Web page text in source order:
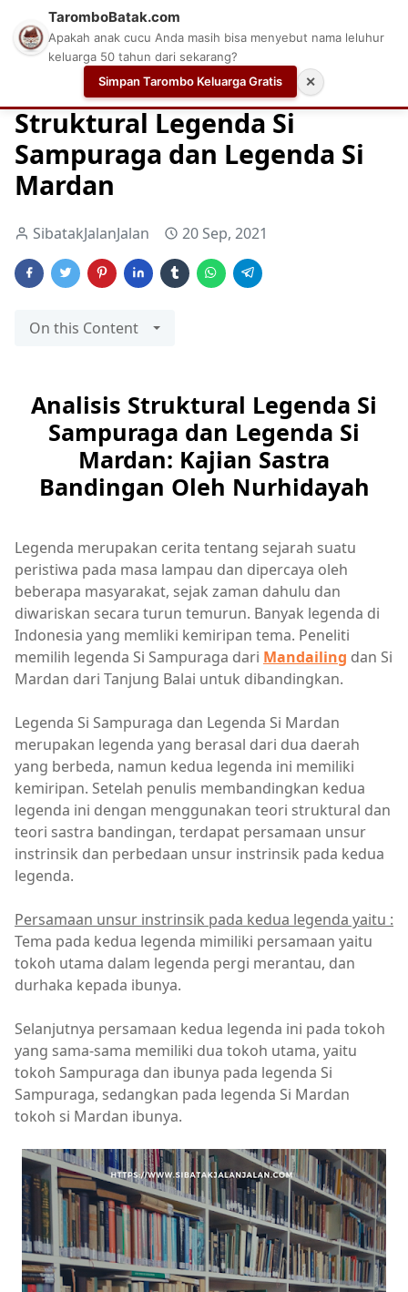
Batak Buku Download Buku
Struktural Legenda Si
Sampuraga dan Legenda Si
Mardan
SibatakJalanJalan 20 Sep, 2021
On this Content
Analisis Struktural Legenda Si
Sampuraga dan Legenda Si
Mardan: Kajian Sastra
Bandingan Oleh Nurhidayah
Legenda merupakan cerita tentang sejarah suatu
peristiwa pada masa lampau dan dipercaya oleh
beberapa masyarakat, sejak zaman dahulu dan
diwariskan secara turun temurun. Banyak legenda di
Indonesia yang memliki kemiripan tema. Peneliti
memilih legenda Si Sampuraga dari Mandailing dan Si
Mardan dari Tanjung Balai untuk dibandingkan.
Legenda Si Sampuraga dan Legenda Si Mardan
merupakan legenda yang berasal dari dua daerah
yang berbeda, namun kedua legenda ini memiliki
kemiripan. Setelah penulis membandingkan kedua
legenda ini dengan menggunakan teori struktural dan
teori sastra bandingan, terdapat persamaan unsur
instrinsik dan perbedaan unsur instrinsik pada kedua
legenda.
Persamaan unsur instrinsik pada kedua legenda yaitu :
Tema pada kedua legenda mimiliki persamaan yaitu
tokoh utama dalam legenda pergi merantau, dan
durhaka kepada ibunya.
Selanjutnya persamaan kedua legenda ini pada tokoh
yang sama-sama memiliki dua tokoh utama, yaitu
tokoh Sampuraga dan ibunya pada legenda Si
Sampuraga, sedangkan pada legenda Si Mardan
tokoh si Mardan ibunya.
TaromboBatak.com
Apakah anak cucu Anda masih bisa menyebut nama leluhur
keluarga 50 tahun dari sekarang?
Simpan Tarombo Keluarga Gratis
✕